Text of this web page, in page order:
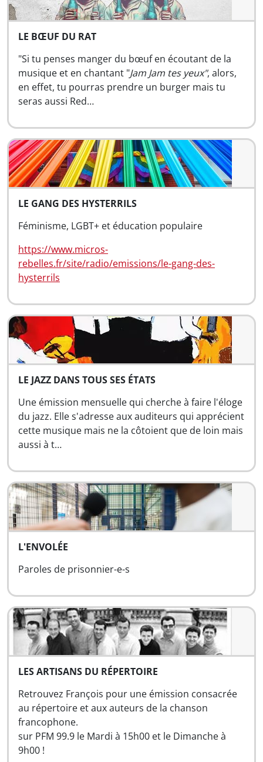
LE BŒUF DU RAT
"Si tu penses manger du bœuf en écoutant de la
musique et en chantant "Jam Jam tes yeux", alors,
en effet, tu pourras prendre un burger mais tu
seras aussi Red…
LE GANG DES HYSTERRILS
Féminisme, LGBT+ et éducation populaire
https://www.micros-
rebelles.fr/site/radio/emissions/le-gang-des-
hysterrils
LE JAZZ DANS TOUS SES ÉTATS
Une émission mensuelle qui cherche à faire l'éloge
du jazz. Elle s'adresse aux auditeurs qui apprécient
cette musique mais ne la côtoient que de loin mais
aussi à t…
L'ENVOLÉE
Paroles de prisonnier-e-s
LES ARTISANS DU RÉPERTOIRE
Retrouvez François pour une émission consacrée
au répertoire et aux auteurs de la chanson
francophone.
sur PFM 99.9 le Mardi à 15h00 et le Dimanche à
9h00 !